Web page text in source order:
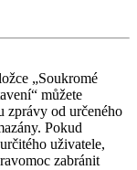
„Soukromé
můžete
zprávy od určeného
Pokud
uživatele,
zabránit